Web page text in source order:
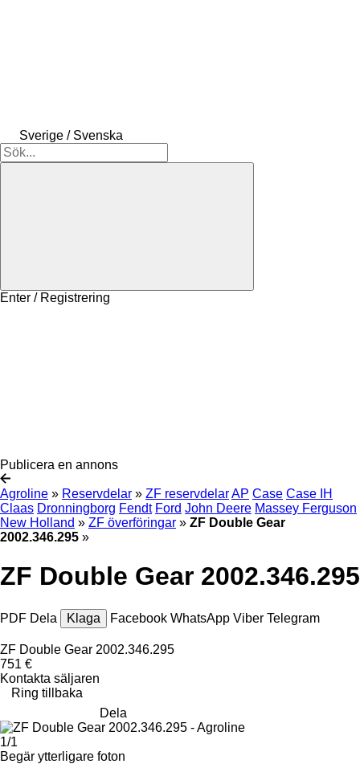
Sverige / Svenska
Enter / Registrering
Publicera en annons
Agroline » Reservdelar » ZF reservdelarAP Case Case IH
Claas Dronningborg Fendt Ford John Deere Massey Ferguson
New Holland » ZF överföringar » ZF Double Gear
2002.346.295 »
ZF Double Gear 2002.346.295
PDF Dela Klaga Facebook WhatsApp Viber Telegram
ZF Double Gear 2002.346.295
751 €
Kontakta säljaren
Ring tillbaka
Dela
1/1
Begär ytterligare foton